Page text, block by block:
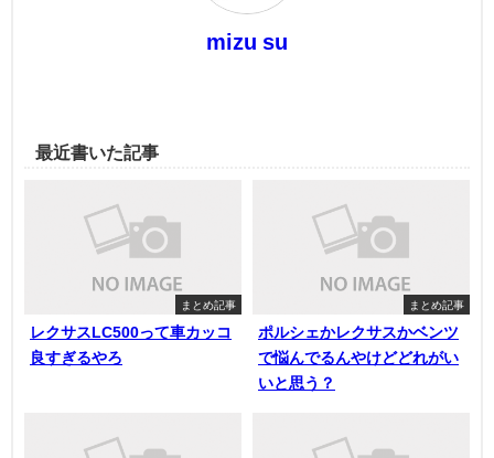
mizu su
最近書いた記事
まとめ記事
レクサスLC500って車カッコ
良すぎるやろ
まとめ記事
ポルシェかレクサスかベンツ
で悩んでるんやけどどれがい
いと思う？